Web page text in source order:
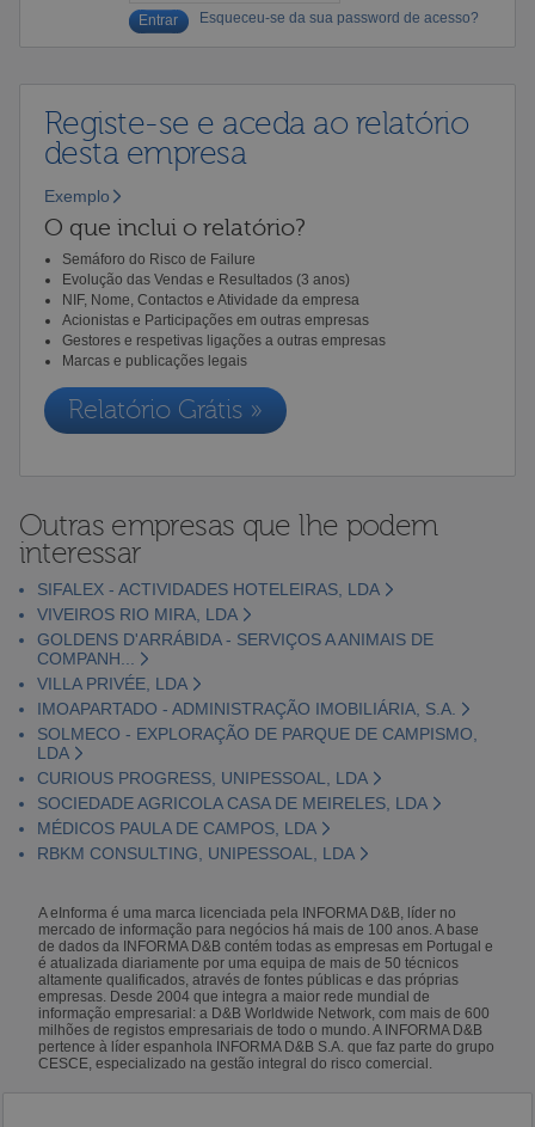
Esqueceu-se da sua password de acesso?
Registe-se e aceda ao relatório
desta empresa
Exemplo
O que inclui o relatório?
Semáforo do Risco de Failure
Evolução das Vendas e Resultados (3 anos)
NIF, Nome, Contactos e Atividade da empresa
Acionistas e Participações em outras empresas
Gestores e respetivas ligações a outras empresas
Marcas e publicações legais
Relatório Grátis »
Outras empresas que lhe podem
interessar
SIFALEX - ACTIVIDADES HOTELEIRAS, LDA
VIVEIROS RIO MIRA, LDA
GOLDENS D'ARRÁBIDA - SERVIÇOS A ANIMAIS DE
COMPANH...
VILLA PRIVÉE, LDA
IMOAPARTADO - ADMINISTRAÇÃO IMOBILIÁRIA, S.A.
SOLMECO - EXPLORAÇÃO DE PARQUE DE CAMPISMO,
LDA
CURIOUS PROGRESS, UNIPESSOAL, LDA
SOCIEDADE AGRICOLA CASA DE MEIRELES, LDA
MÉDICOS PAULA DE CAMPOS, LDA
RBKM CONSULTING, UNIPESSOAL, LDA
A eInforma é uma marca licenciada pela INFORMA D&B, líder no
mercado de informação para negócios há mais de 100 anos. A base
de dados da INFORMA D&B contém todas as empresas em Portugal e
é atualizada diariamente por uma equipa de mais de 50 técnicos
altamente qualificados, através de fontes públicas e das próprias
empresas. Desde 2004 que integra a maior rede mundial de
informação empresarial: a D&B Worldwide Network, com mais de 600
milhões de registos empresariais de todo o mundo. A INFORMA D&B
pertence à líder espanhola INFORMA D&B S.A. que faz parte do grupo
CESCE, especializado na gestão integral do risco comercial.